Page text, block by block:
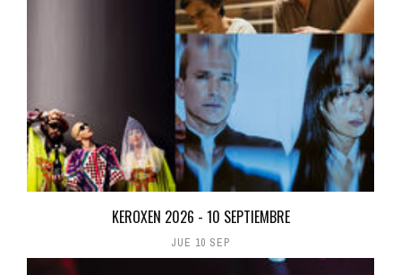
KEROXEN 2026 - 10 SEPTIEMBRE
JUE 10 SEP